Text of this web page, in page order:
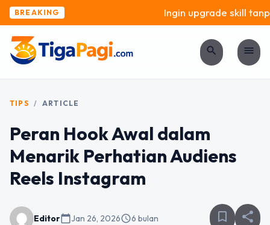
BREAKING Ingin upgrade skill
search menu
TIPS / ARTICLE
Peran Hook Awal dalam
Menarik Perhatian Audiens
Reels Instagram
Editorcalendar_todayJan 26, 2026schedule6 bulan bookmark_border share